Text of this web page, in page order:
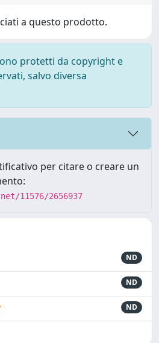
a questo prodotto.
protetti da copyright e
salvo diversa
per citare o creare un
11576/2656937
ND
ND
ND